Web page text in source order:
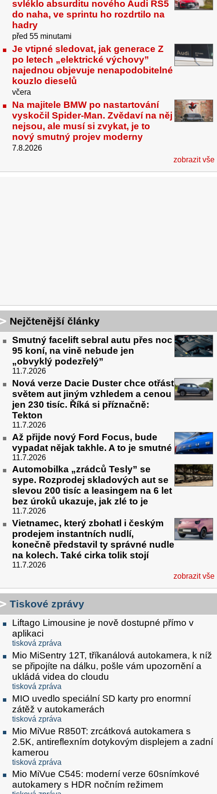
svléklo absurditu nového Audi RS5
do naha, ve sprintu ho rozdrtilo na
hadry
před 55 minutami
Je vtipné sledovat, jak generace Z
po letech „elektrické výchovy”
najednou objevuje nenapodobitelné
kouzlo dieselů
včera
Na majitele BMW po nastartování
vyskočil Spider-Man. Zvědaví na něj
nejsou, ale musí si zvykat, je to
nový smutný projev moderny
7.8.2026
zobrazit vše
Nejčtenější články
Smutný facelift sebral autu přes noc
95 koní, na vině nebude jen
„obvyklý podezřelý”
11.7.2026
Nová verze Dacie Duster chce otřást
světem aut jiným vzhledem a cenou
jen 230 tisíc. Říká si příznačně:
Tekton
11.7.2026
Až přijde nový Ford Focus, bude
vypadat nějak takhle. A to je smutné
11.7.2026
Automobilka „zrádců Tesly” se
sype. Rozprodej skladových aut se
slevou 200 tisíc a leasingem na 6 let
bez úroků ukazuje, jak zlé to je
11.7.2026
Vietnamec, který zbohatl i českým
prodejem instantních nudlí,
konečně představil ty správné nudle
na kolech. Také cirka tolik stojí
11.7.2026
zobrazit vše
Tiskové zprávy
Liftago Limousine je nově dostupné přímo v
aplikaci
tisková zpráva
Mio MiSentry 12T, tříkanálová autokamera, k níž
se připojíte na dálku, pošle vám upozornění a
ukládá videa do cloudu
tisková zpráva
MIO uvedlo speciální SD karty pro enormní
zátěž v autokamerách
tisková zpráva
Mio MiVue R850T: zrcátková autokamera s
2.5K, antireflexním dotykovým displejem a zadní
kamerou
tisková zpráva
Mio MiVue C545: moderní verze 60snímkové
autokamery s HDR nočním režimem